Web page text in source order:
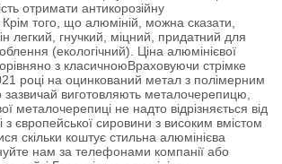
отримати антикорозійну
того, що алюміній, можна сказати,
легкий, гнучкий, міцний, придатний для
(екологічний). Ціна алюмінієвої
з класичноюВраховуючи стрімке
році на оцинкований метал з полімерним
зазвичай виготовляють металочерепицю,
металочерепиці не надто відрізняється від
з європейської сировини з високим вмістом
скільки коштує стильна алюмінієва
нам за телефонами компанії або